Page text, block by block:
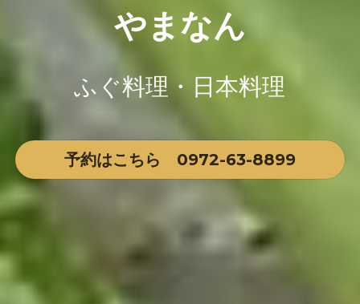
やまなん
ふぐ料理・日本料理
予約はこちら 0972-63-8899